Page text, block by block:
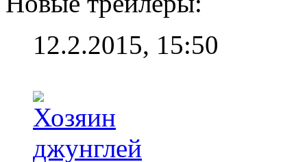
12.2.2015, 15:50